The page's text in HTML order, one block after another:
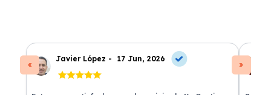
Javier López - 17 Jun, 2026